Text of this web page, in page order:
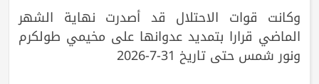
وكانت قوات الاحتلال قد أصدرت نهاية الشهر
الماضي قرارا بتمديد عدوانها على مخيمي طولكرم
ونور شمس حتى تاريخ 31-7-2026